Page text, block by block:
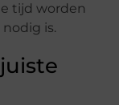
tijd worden
is.